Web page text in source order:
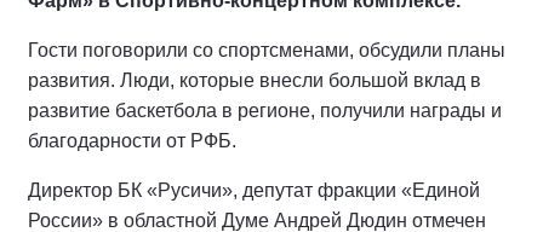
Гости поговорили со спортсменами, обсудили планы
развития. Люди, которые внесли большой вклад в
развитие баскетбола в регионе, получили награды и
благодарности от РФБ.
Директор БК «Русичи», депутат фракции «Единой
России» в областной Думе Андрей Дюдин отмечен